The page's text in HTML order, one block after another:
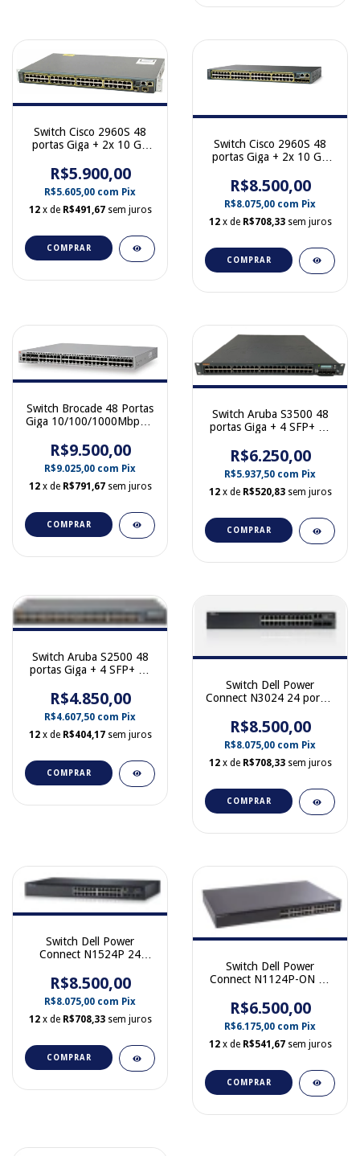
Switch Cisco 2960S 48
portas Giga + 2x 10 GB
L
R$5.900,00
R$5.605,00 com Pix
12 x de R$491,67 sem juros
COMPRAR
Switch Cisco 2960S 48
portas Giga + 2x 10 GB
48LPD-L
R$8.500,00
R$8.075,00 com Pix
12 x de R$708,33 sem juros
COMPRAR
Switch Brocade 48 Portas
Giga 10/100/1000Mbps 6
VDX6710-54-F
R$9.500,00
R$9.025,00 com Pix
12 x de R$791,67 sem juros
COMPRAR
Switch Aruba S3500 48
portas Giga + 4 SFP+ 10
R$6.250,00
R$5.937,50 com Pix
12 x de R$520,83 sem juros
COMPRAR
Switch Aruba S2500 48
portas Giga + 4 SFP+ 10
R$4.850,00
R$4.607,50 com Pix
12 x de R$404,17 sem juros
COMPRAR
Switch Dell Power
Connect N3024 24 portas
0FYRM5
R$8.500,00
R$8.075,00 com Pix
12 x de R$708,33 sem juros
COMPRAR
Switch Dell Power
Connect N1524P 24
Poe 04605M
R$8.500,00
R$8.075,00 com Pix
12 x de R$708,33 sem juros
COMPRAR
Switch Dell Power
Connect N1124P-ON 24
Poe 0X54DF
R$6.500,00
R$6.175,00 com Pix
12 x de R$541,67 sem juros
COMPRAR